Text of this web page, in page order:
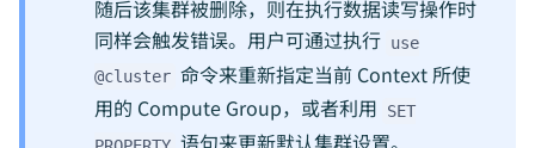
随后该集群被删除，则在执行数据读写操作时
同样会触发错误。用户可通过执行 use
@cluster 命令来重新指定当前 Context 所使
用的 Compute Group，或者利用
SET
语句来更新默认集群设置。